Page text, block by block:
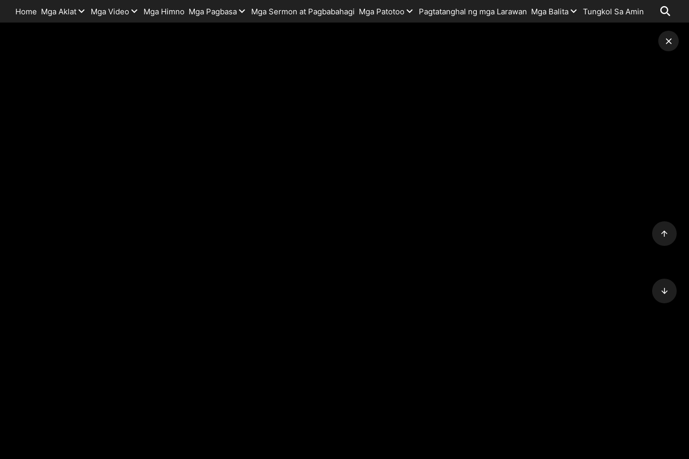
Home Mga Aklat Mga Video Mga Himno Mga Pagbasa Mga Sermon at Pagbabahagi Mga Patotoo Pagtatanghal ng mga Larawan Mga Balita Tungkol Sa Amin